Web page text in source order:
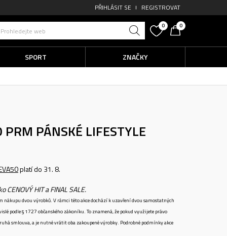
PŘIHLÁSIT SE REGISTROVAT
Prohledejte web
0 0
SPORT ZNAČKY
PRM PÁNSKÉ LIFESTYLE
platí do 31. 8.
HIT a FINAL SALE.
nákupu dvou výrobků. V rámci této akce dochází k uzavření dvou samostatných
podle § 1727 občanského zákoníku. To znamená, že pokud využijete právo
smlouva, a je nutné vrátit oba zakoupené výrobky. Podrobné podmínky akce